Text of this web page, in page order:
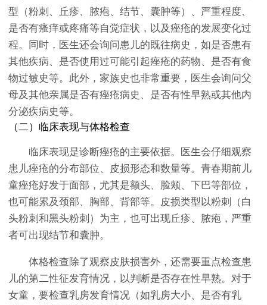
型（粉刺、丘疹、脓疱、结节、囊肿等）、严重程度、
是否有瘙痒或疼痛等自觉症状，以及痤疮的发展变化过
程。同时，医生还会询问患儿的既往病史，如是否患有
其他疾病、是否使用过可能引起痤疮的药物、是否有食
物过敏史等。此外，家族史也非常重要，医生会询问父
母及其他亲属是否有痤疮病史、是否有性早熟或其他内
分泌疾病史等。
（二）临床表现与体格检查
临床表现是诊断痤疮的主要依据。医生会仔细观察
患儿痤疮的分布部位、皮损形态和数量等。青春期前儿
童痤疮好发于面部，尤其是额头、脸颊、下巴等部位，
也可能累及颈部、胸部、背部等。皮损类型以粉刺（白
头粉刺和黑头粉刺）为主，也可出现丘疹、脓疱，严重
者可出现结节和囊肿。
体格检查除了观察皮肤损害外，还需要重点检查患
儿的第二性征发育情况，以判断是否存在性早熟。对于
女童，要检查乳房发育情况（如乳房大小、是否有乳